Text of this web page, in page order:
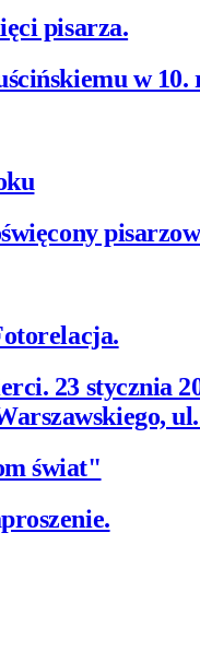
pisarza.
w
23 stycznia
świat"